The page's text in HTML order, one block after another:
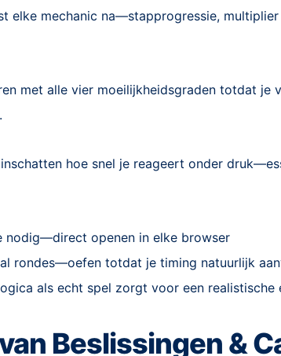
elke mechanic na—stapprogressie,
met alle vier moeilijkheidsgraden totdat je
hoe snel je reageert onder
nodig—direct openen in elke browser
rondes—oefen totdat je timing natuurlijk
als echt spel zorgt voor een realistische
Beslissingen &